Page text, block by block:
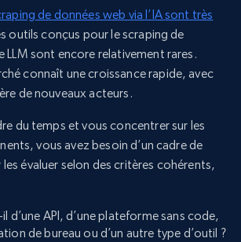
de données web via l’IA sont très
outils conçus pour le scraping de
LLM sont encore relativement rares.
connaît une croissance rapide, avec
de nouveaux acteurs.
du temps et vous concentrer sur les
vous avez besoin d’un cadre de
évaluer selon des critères cohérents,
il d’une API, d’une plateforme sans code,
de bureau ou d’un autre type d’outil ?